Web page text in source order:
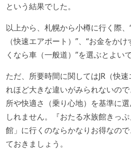
という結果でした。
以上から、札幌から小樽に行く際、
（快速エアポート）”、“お金をか
くなら車（一般道）”を選ぶとよい
ただ、所要時間に関してはJR（快
れほど大きな違いがみられないの
所や快適さ（乗り心地）を基準に
しれません。『おたる水族館きっ
館」に行くのならかなりお得なの
ておきましょう。